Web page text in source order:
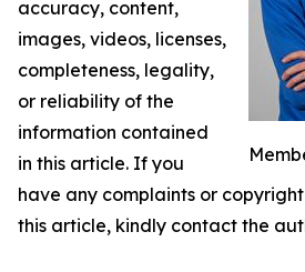
accuracy, content,
images, videos, licenses,
completeness, legality,
or reliability of the
information contained
in this article. If you
have any complaints or
this article, kindly contact the